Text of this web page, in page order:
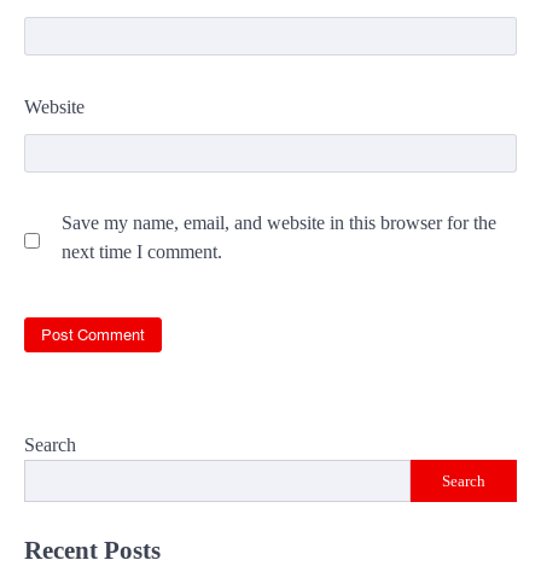
Website
Save my name, email, and website in this browser for the
next time I comment.
Search
Search
Recent Posts